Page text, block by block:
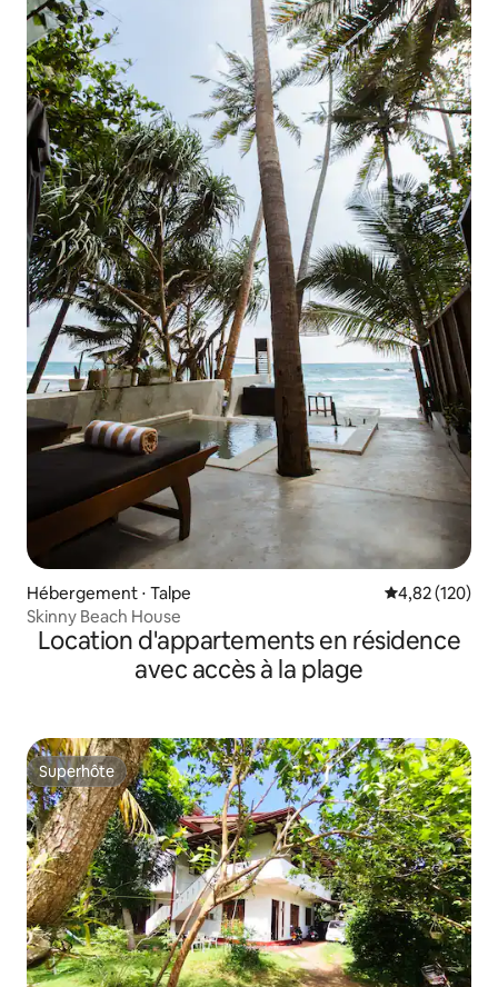
Hébergement ⋅ Talpe Évaluation
4,82 (120)
Skinny Beach House
Location d'appartements en résidence
avec accès à la plage
Superhôte
Superhôte